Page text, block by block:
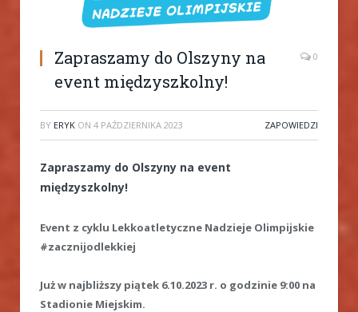
Zapraszamy do Olszyny na
event międzyszkolny!
0
BY ERYK ON 4 PAŹDZIERNIKA 2023 ZAPOWIEDZI
Zapraszamy do Olszyny na event
międzyszkolny!
Event z cyklu Lekkoatletyczne Nadzieje Olimpijskie
#zacznijodlekkiej
Już w najbliższy piątek 6.10.2023 r. o godzinie 9:00 na
Stadionie Miejskim.